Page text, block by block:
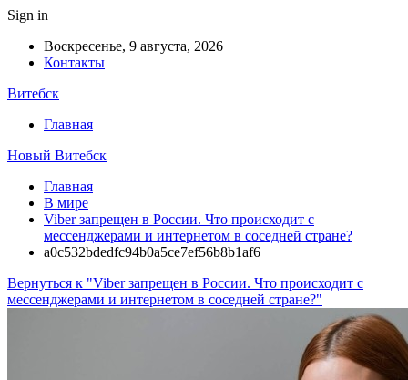
Sign in
Воскресенье, 9 августа, 2026
Контакты
Витебск
Главная
Новый Витебск
Главная
В мире
Viber запрещен в России. Что происходит с
мессенджерами и интернетом в соседней стране?
a0c532bdedfc94b0a5ce7ef56b8b1af6
Вернуться к "Viber запрещен в России. Что происходит с
мессенджерами и интернетом в соседней стране?"